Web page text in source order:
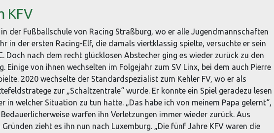
KFV
in der Fußballschule von Racing Straßburg, wo er alle Jugendmannschaften
in der ersten Racing-Elf, die damals viertklassig spielte, versuchte er sein
Doch nach dem recht glücklosen Abstecher ging es wieder zurück zu den
Einige von ihnen wechselten im Folgejahr zum SV Linx, bei dem auch Pierre
2020 wechselte der Standardspezialist zum Kehler FV, wo er als
zur „Schaltzentrale“ wurde. Er konnte ein Spiel geradezu lesen
in welcher Situation zu tun hatte. „Das habe ich von meinem Papa gelernt“,
warfen ihn Verletzungen immer wieder zurück. Aus
zieht es ihn nun nach Luxemburg. „Die fünf Jahre KFV waren die